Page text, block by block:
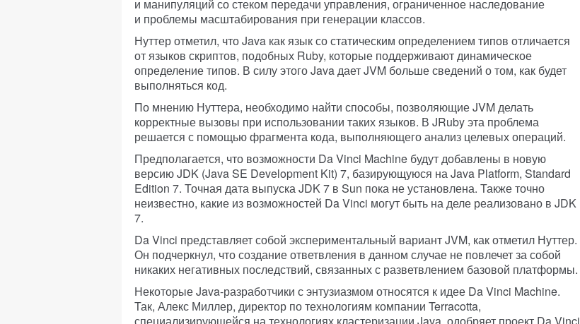
и манипуляций со стеком передачи управления, ограниченное наследование
и проблемы масштабирования при генерации классов.
Нуттер отметил, что Java как язык со статическим определением типов отличается
от языков скриптов, подобных Ruby, которые поддерживают динамическое
определение типов. В силу этого Java дает JVM больше сведений о том, как будет
выполняться код.
По мнению Нуттера, необходимо найти способы, позволяющие JVM делать
корректные вызовы при использовании таких языков. В JRuby эта проблема
решается с помощью фрагмента кода, выполняющего анализ целевых операций.
Предполагается, что возможности Da Vinci Machine будут добавлены в новую
версию JDK (Java SE Development Kit) 7, базирующуюся на Java Platform, Standard
Edition 7. Точная дата выпуска JDK 7 в Sun пока не установлена. Также точно
неизвестно, какие из возможностей Da Vinci могут быть на деле реализовано в JDK
7.
Da Vinci представляет собой экспериментальный вариант JVM, как отметил Нуттер.
Он подчеркнул, что создание ответвления в данном случае не повлечет за собой
никаких негативных последствий, связанных с разветвлением базовой платформы.
Некоторые Java-разработчики с энтузиазмом относятся к идее Da Vinci Machine.
Так, Алекс Миллер, директор по технологиям компании Terracotta,